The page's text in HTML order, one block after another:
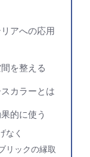
アへの応用
を整える
カラーとは
的に使う
なく
リックの縁取